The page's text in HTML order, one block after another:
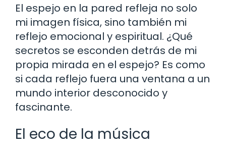
El espejo en la pared refleja no solo
mi imagen física, sino también mi
reflejo emocional y espiritual. ¿Qué
secretos se esconden detrás de mi
propia mirada en el espejo? Es como
si cada reflejo fuera una ventana a un
mundo interior desconocido y
fascinante.
El eco de la música